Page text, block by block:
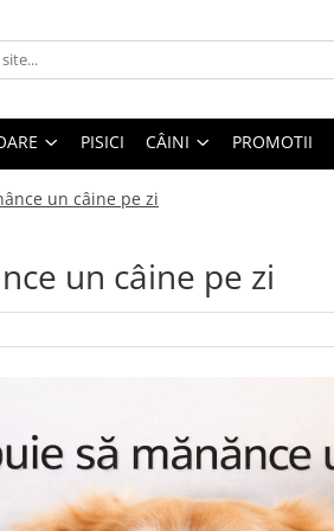
PISICI CÂINI PROMOTII
un câine pe zi
un câine pe zi